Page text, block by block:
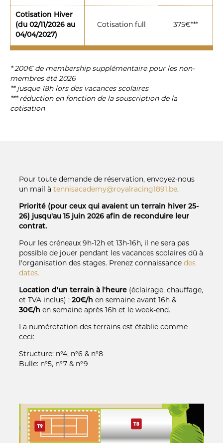
Cotisation Hiver
(du 02/11/2026 au
04/04/2027)
Cotisation full 375€***
* 200€ de membership supplémentaire pour les non-
membres été 2026
** jusque 18h lors des vacances scolaires
*** réduction en fonction de la souscription de la
cotisation
Pour toute demande de réservation, envoyez-nous
un mail àtennisacademy@royalracing1891.be.
Priorité (pour ceux qui avaient un terrain hiver 25-
26) jusqu'au 15 juin 2026 afin de reconduire leur
contrat.
Pour les créneaux 9h-12h et 13h-16h, il ne sera pas
possible de jouer pendant les vacances scolaires dû à
l'organisation des stages. Prenez connaissancedes
dates.
Location d'un terrain à l'heure (éclairage, chauffage,
et TVA inclus) :20€/h en semaine avant 16h &
30€/h en semaine après 16h et le week-end.
La numérotation des terrains est établie comme
ceci:
Structure: n°4, n°6 & n°8
Bulle: n°5, n°7 & n°9